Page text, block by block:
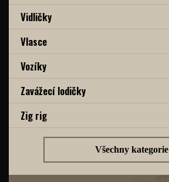
Vidličky
Vlasce
Vozíky
Zavážecí lodičky
Zig rig
Všechny kategorie